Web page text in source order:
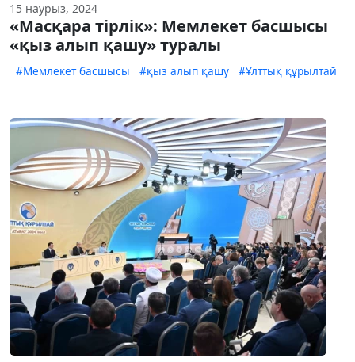
15 наурыз, 2024
«Масқара тірлік»: Мемлекет басшысы
«қыз алып қашу» туралы
#Мемлекет басшысы #қыз алып қашу #Ұлттық құрылтай